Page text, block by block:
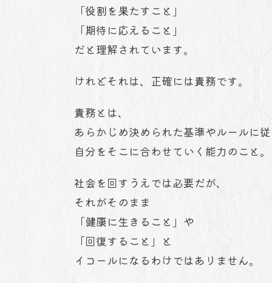
「役割を果たすこと」
「期待に応えること」
だと理解されています。
けれどそれは、正確には責務です。
責務とは、
あらかじめ決められた基準やルールに
自分をそこに合わせていく能力のこと。
社会を回すうえでは必要だが、
それがそのまま
「健康に生きること」や
「回復すること」と
イコールになるわけではありません。